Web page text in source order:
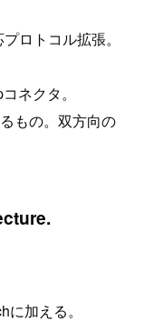
ロトコル拡張。
ネクタ。
もの。双方向の
加える。